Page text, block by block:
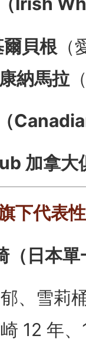
貝根
納馬拉
加拿大
下代表
（日本單
、雪莉
12 年